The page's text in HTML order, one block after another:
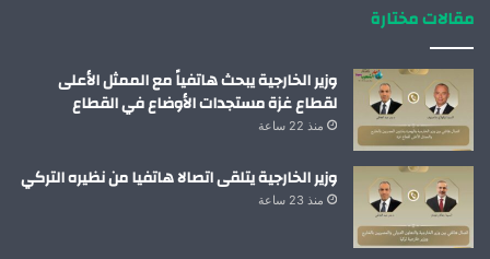
مقالات مختارة
وزير الخارجية يبحث هاتفياً مع الممثل الأعلى
لقطاع غزة مستجدات الأوضاع في القطاع
منذ 22 ساعة
وزير الخارجية يتلقى اتصالا هاتفيا من نظيره التركي
منذ 23 ساعة